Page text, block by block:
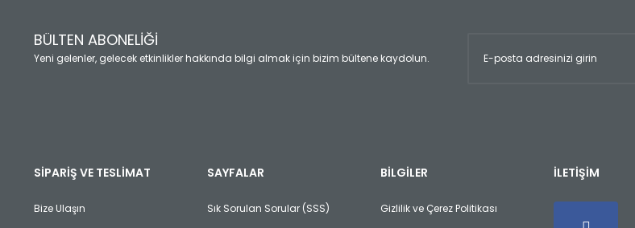
Ürün fiyatı diğer sitelerden daha pahalı.
Bu ürüne benzer farklı alternatifler olmalı.
BÜLTEN ABONELİĞİ
Yeni gelenler, gelecek etkinlikler hakkında bilgi almak için bizim bültene kaydolun.
SİPARİŞ VE TESLİMAT
Bize Ulaşın
SAYFALAR
Sık Sorulan Sorular (SSS)
BİLGİLER
Gizlilik ve Çerez Politikası
İLETİŞİM